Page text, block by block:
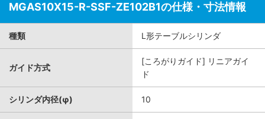
MGAS10X15-R-SSF-ZE102B1の仕様・寸法情報
種類 L形テーブルシリンダ
ガイド方式
[ころがりガイド] リニアガイ
ド
シリンダ内径(φ) 10